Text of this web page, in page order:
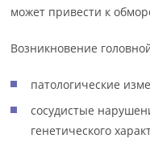
может привести к
Возникновение
патологические
сосудистые
генетического